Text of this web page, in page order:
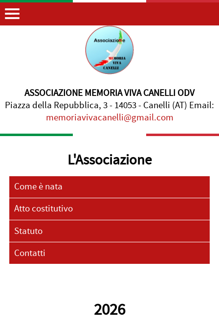
ASSOCIAZIONE MEMORIA VIVA CANELLI ODV
Piazza della Repubblica, 3 - 14053 - Canelli (AT) Email:
memoriavivacanelli@gmail.com
L'Associazione
Come è nata
Atto costitutivo
Statuto
Contatti
2026